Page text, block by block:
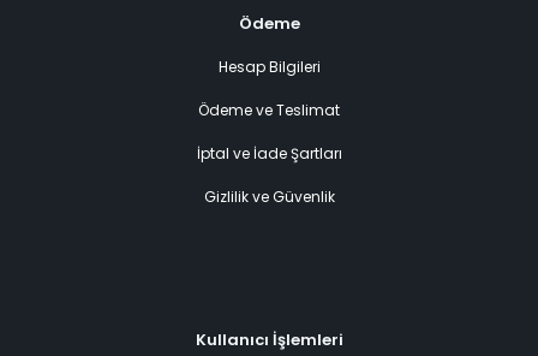
Ödeme
Hesap Bilgileri
Ödeme ve Teslimat
İptal ve İade Şartları
Gizlilik ve Güvenlik
Kullanıcı İşlemleri